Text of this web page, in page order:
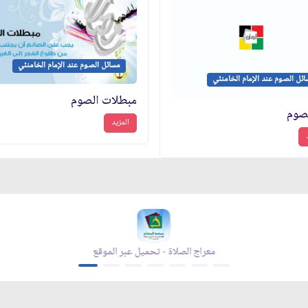
الصوم عند الإمام الخامنئي
مسائل الصوم عند الإمام الخامنئي
مبطلات الصوم
المزيد
معراج الصلاة - تحميل عبر الموقع